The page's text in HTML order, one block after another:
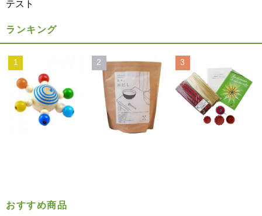
テスト
ランキング
1 2 3
おすすめ商品